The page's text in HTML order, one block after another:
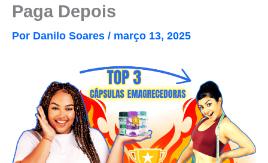
Paga Depois
Por Danilo Soares / março 13, 2025